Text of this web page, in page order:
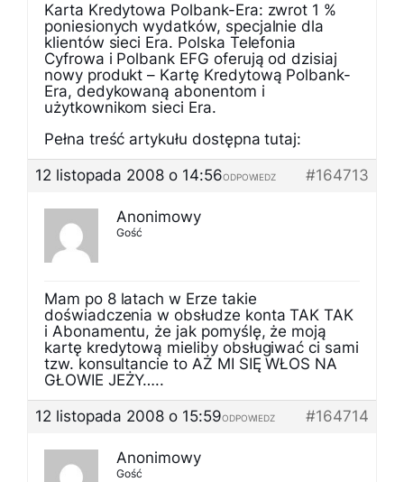
Karta Kredytowa Polbank-Era: zwrot 1 %
poniesionych wydatków, specjalnie dla
klientów sieci Era. Polska Telefonia
Cyfrowa i Polbank EFG oferują od dzisiaj
nowy produkt – Kartę Kredytową Polbank-
Era, dedykowaną abonentom i
użytkownikom sieci Era.
Pełna treść artykułu dostępna tutaj:
12 listopada 2008 o 14:56
#164713
ODPOWIEDZ
Anonimowy
Gość
Mam po 8 latach w Erze takie
doświadczenia w obsłudze konta TAK TAK
i Abonamentu, że jak pomyślę, że moją
kartę kredytową mieliby obsługiwać ci sami
tzw. konsultancie to AŻ MI SIĘ WŁOS NA
GŁOWIE JEŻY…..
12 listopada 2008 o 15:59
#164714
ODPOWIEDZ
Anonimowy
Gość